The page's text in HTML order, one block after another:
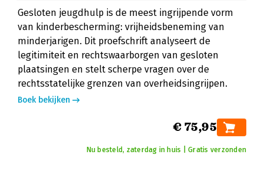
Gesloten jeugdhulp is de meest ingrijpende vorm
van kinderbescherming: vrijheidsbeneming van
minderjarigen. Dit proefschrift analyseert de
legitimiteit en rechtswaarborgen van gesloten
plaatsingen en stelt scherpe vragen over de
rechtsstatelijke grenzen van overheidsingrijpen.
Boek bekijken
€ 75,95
Nu besteld, zaterdag in huis | Gratis verzonden